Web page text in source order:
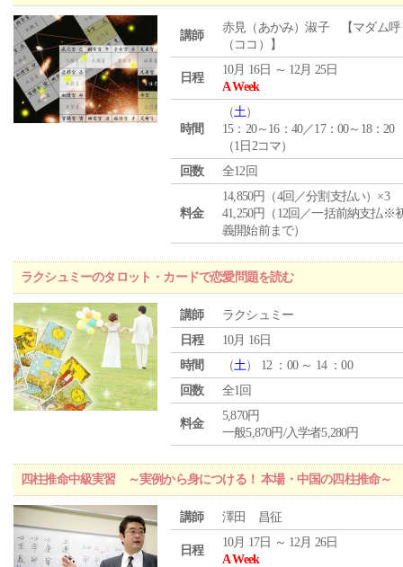
講師
赤見（あかみ）淑子 【マダム呼
（ココ）】
日程
10月 16日 ～ 12月 25日
A Week
時間
（土）
15：20～16：40／17：00～18：20
（1日2コマ）
回数
全12回
料金
14,850円（4回／分割支払い）×3
41,250円（12回／一括前納支払※
義開始前まで）
ラクシュミーのタロット・カードで恋愛問題を読む
講師
ラクシュミー
日程
10月 16日
時間
（土） 12 ：00 ～ 14 ：00
回数
全1回
料金
5,870円
一般5,870円/入学者5,280円
四柱推命中級実習 ～実例から身につける！ 本場・中国の四柱推命～
講師 澤田 昌征
日程
10月 17日 ～ 12月 26日
A Week